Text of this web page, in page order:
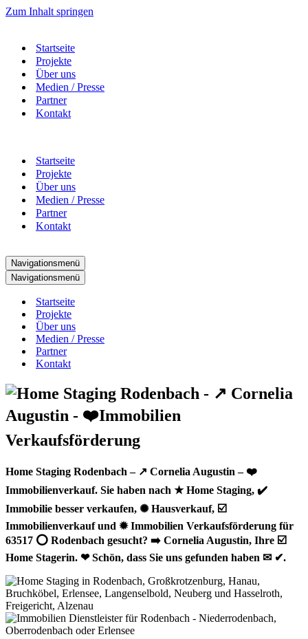
Zum Inhalt springen
Startseite
Projekte
Über uns
Medien / Presse
Partner
Kontakt
Startseite
Projekte
Über uns
Medien / Presse
Partner
Kontakt
Navigationsmenü
Navigationsmenü
Startseite
Projekte
Über uns
Medien / Presse
Partner
Kontakt
Home Staging Rodenbach – ↗️ Cornelia Augustin – ❤️
Immobilienverkauf. Sie haben nach ★ Home Staging, ✔️
Immobilie besser verkaufen, ✺ Hausverkauf, ☑️
Immobilienverkauf und ✹ Immobilien Verkaufsförderung für
63517 ⭕ Rodenbach gesucht? ➡️ Cornelia Augustin, Ihre ☑️
Home Stagerin. ❤ Schön, dass Sie uns gefunden haben ✉ ✔.